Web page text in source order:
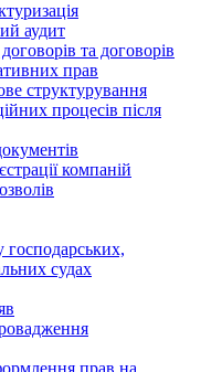
аудит
та договорів
прав
структурування
процесів після
компаній
господарських,
судах
прав на